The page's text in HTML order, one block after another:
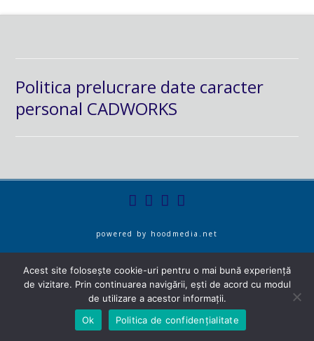
Politica prelucrare date caracter
personal CADWORKS
powered by hoodmedia.net
Acest site folosește cookie-uri pentru o mai bună experiență
de vizitare. Prin continuarea navigării, ești de acord cu modul
de utilizare a acestor informații.
Ok
Politica de confidențialitate